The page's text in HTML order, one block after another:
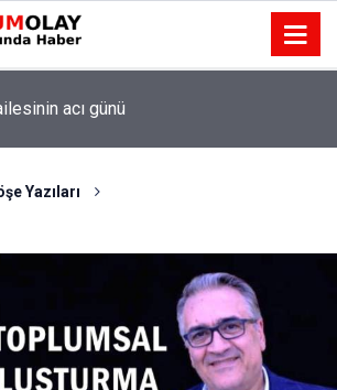
acı günü
Yazıları